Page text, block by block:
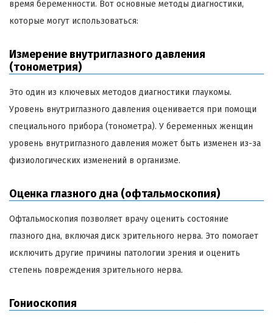
время беременности. Вот основные методы диагностики,
которые могут использоваться:
Измерение внутриглазного давления
(тонометрия)
Это один из ключевых методов диагностики глаукомы.
Уровень внутриглазного давления оценивается при помощи
специального прибора (тонометра). У беременных женщин
уровень внутриглазного давления может быть изменен из-за
физиологических изменений в организме.
Оценка глазного дна (офтальмоскопия)
Офтальмоскопия позволяет врачу оценить состояние
глазного дна, включая диск зрительного нерва. Это помогает
исключить другие причины патологии зрения и оценить
степень повреждения зрительного нерва.
Гониоскопия